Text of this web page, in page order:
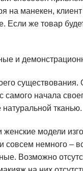
на манекен, клиент
Если же товар
и
существования.
самого начала
тканью.
женские модели
совсем немного –
Возможно